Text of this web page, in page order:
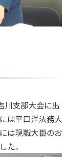
川支部大会に出
は平口洋法務大
は現職大臣のお
た。